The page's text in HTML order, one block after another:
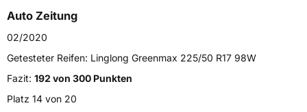
Generelle Merkmale
Fahrzeugtyp
Verwendung Sommerreifen
ModellnameGreenmax Van
Auto Zeitung
02/2020
Getesteter Reifen: Linglong Greenmax 225/50 R17 98W
Fazit: 192 von 300 Punkten
Platz 14 von 20